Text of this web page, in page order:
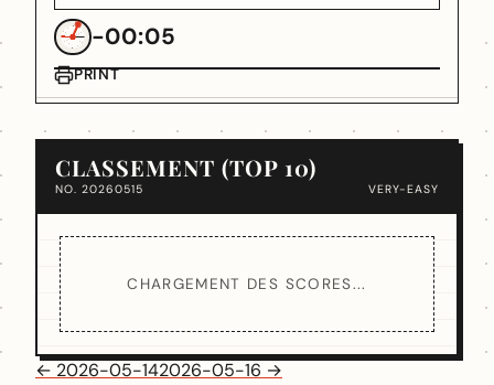
-00:05
PRINT
CLASSEMENT (TOP 10)
NO. 20260515 VERY-EASY
CHARGEMENT DES SCORES...
← 2026-05-142026-05-16 →